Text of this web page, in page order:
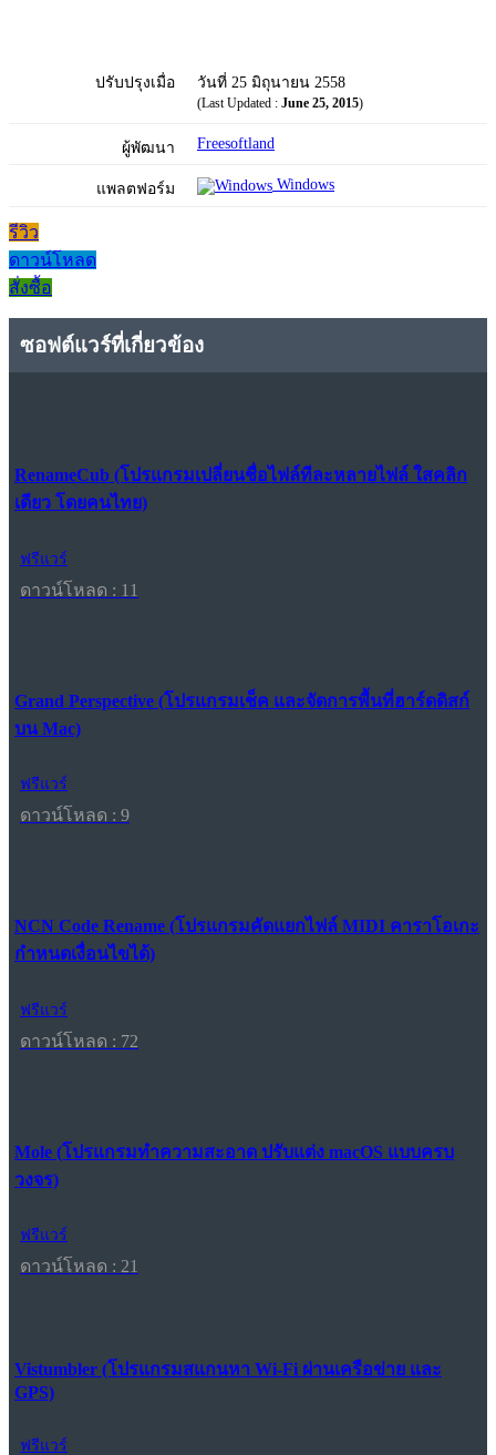
ปรับปรุงเมื่อ วันที่ 25 มิถุนายน 2558
(Last Updated : June 25, 2015)
ผู้พัฒนา Freesoftland
แพลตฟอร์ม Windows
รีวิว
ดาวน์โหลด
สั่งซื้อ
ซอฟต์แวร์ที่เกี่ยวข้อง
RenameCub (โปรแกรมเปลี่ยนชื่อไฟล์ทีละหลายไฟล์ ใสคลิก
เดียว โดยคนไทย)
ฟรีแวร์
ดาวน์โหลด : 11
Grand Perspective (โปรแกรมเช็ค และจัดการพื้นที่ฮาร์ดดิสก์
บน Mac)
ฟรีแวร์
ดาวน์โหลด : 9
NCN Code Rename (โปรแกรมคัดแยกไฟล์ MIDI คาราโอเกะ
กำหนดเงื่อนไขได้)
ฟรีแวร์
ดาวน์โหลด : 72
Mole (โปรแกรมทำความสะอาด ปรับแต่ง macOS แบบครบ
วงจร)
ฟรีแวร์
ดาวน์โหลด : 21
Vistumbler (โปรแกรมสแกนหา Wi-Fi ผ่านเครือข่าย และ
GPS)
ฟรีแวร์